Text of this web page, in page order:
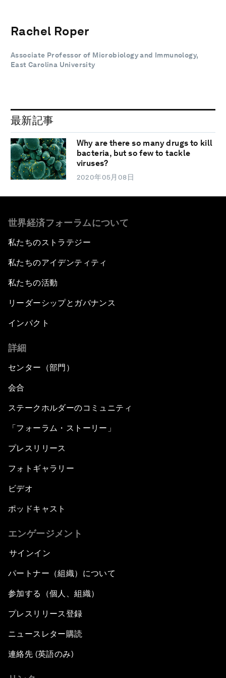
Rachel Roper
Associate Professor of Microbiology and Immunology,
East Carolina University
最新記事
Why are there so many drugs to kill
bacteria, but so few to tackle
viruses?
2020年05月08日
世界経済フォーラムについて
私たちのストラテジー
私たちのアイデンティティ
私たちの活動
リーダーシップとガバナンス
インパクト
詳細
センター（部門）
会合
ステークホルダーのコミュニティ
「フォーラム・ストーリー」
プレスリリース
フォトギャラリー
ビデオ
ポッドキャスト
エンゲージメント
サインイン
パートナー（組織）について
参加する（個人、組織）
プレスリリース登録
ニュースレター購読
連絡先 (英語のみ)